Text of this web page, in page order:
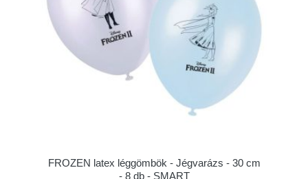
FROZEN latex léggömbök - Jégvarázs - 30 cm
- 8 db - SMART